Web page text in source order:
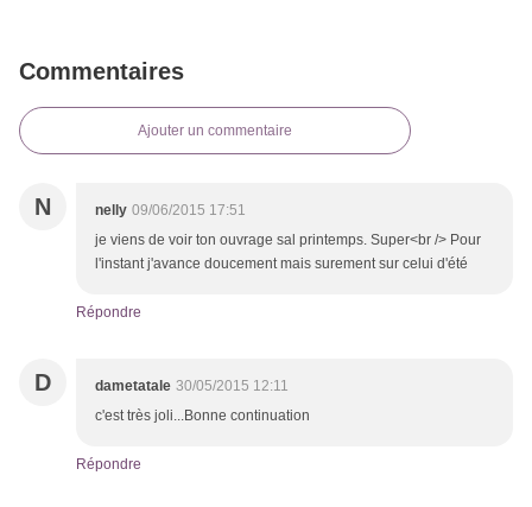
Commentaires
Ajouter un commentaire
N nelly 09/06/2015 17:51
je viens de voir ton ouvrage sal printemps. Super<br /> Pour
l'instant j'avance doucement mais surement sur celui d'été
Répondre
D dametatale 30/05/2015 12:11
c'est très joli...Bonne continuation
Répondre